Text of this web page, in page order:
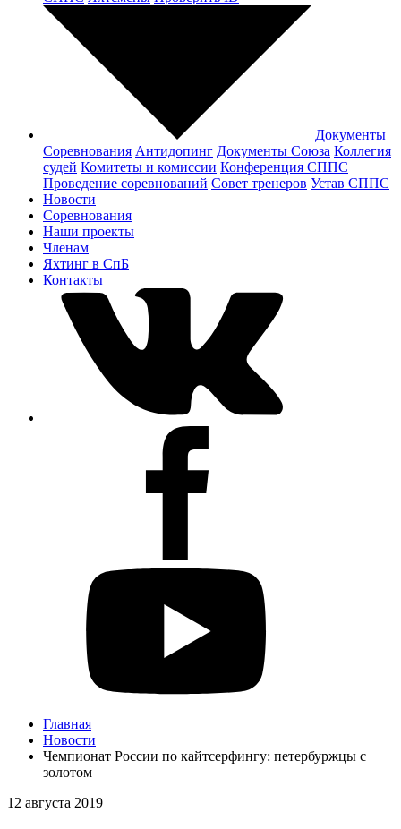
Документы
Соревнования Антидопинг Документы Cоюза Коллегия
судей Комитеты и комиссии Конференция СППС
Проведение соревнований Совет тренеров Устав СППС
Новости
Соревнования
Наши проекты
Членам
Яхтинг в СпБ
Контакты
Главная
Новости
Чемпионат России по кайтсерфингу: петербуржцы с
золотом
12 августа 2019